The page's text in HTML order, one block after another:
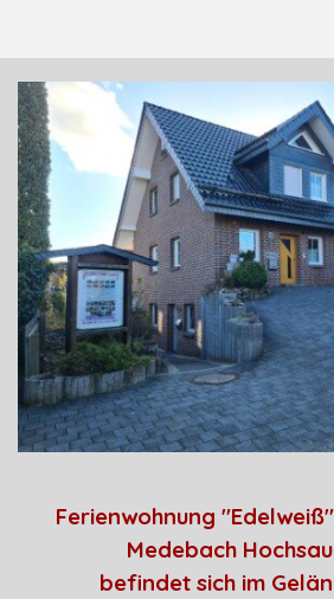
Ferienwohnung
Medebach
befindet sich im